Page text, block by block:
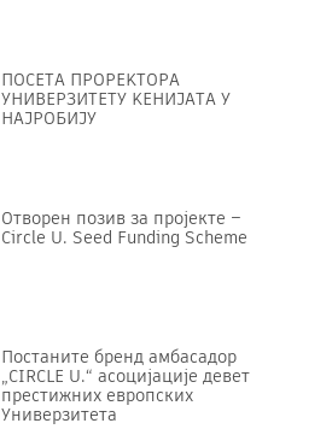
ПОСЕТА ПРОРЕKТОРА
УНИВЕРЗИТЕТУ KЕНИЈАТА У
НАЈРОБИЈУ
Отворен позив за пројекте –
Circle U. Seed Funding Scheme
Постаните бренд амбасадор
„CIRCLE U.“ асоцијације девет
престижних европских
Универзитета